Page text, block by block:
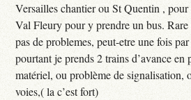
Versailles chantier ou St Quentin ,
Val Fleury pour y prendre un bus. Rare
pas de problemes, peut-etre une fois
pourtant je prends 2 trains d’avance en
matériel, ou problème de signalisation,
voies,( la c’est fort)